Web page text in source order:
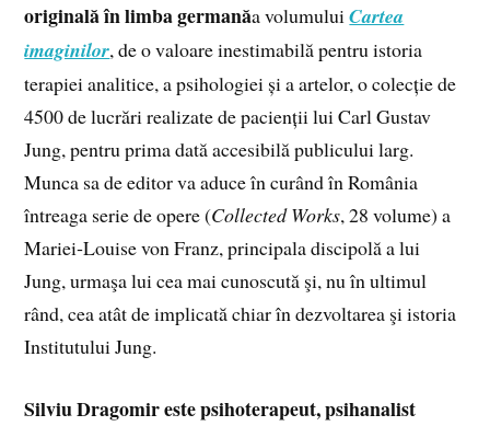
originală în limba germanăa volumuluiCartea
imaginilor, de o valoare inestimabilă pentru istoria
terapiei analitice, a psihologiei și a artelor, o colecție de
4500 de lucrări realizate de pacienții lui Carl Gustav
Jung, pentru prima dată accesibilă publicului larg.
Munca sa de editor va aduce în curând în România
întreaga serie de opere (Collected Works, 28 volume) a
Mariei‑Louise von Franz, principala discipolă a lui
Jung, urmaşa lui cea mai cunoscută şi, nu în ultimul
rând, cea atât de implicată chiar în dezvoltarea şi istoria
Institutului Jung.
Silviu Dragomir este psihoterapeut, psihanalist